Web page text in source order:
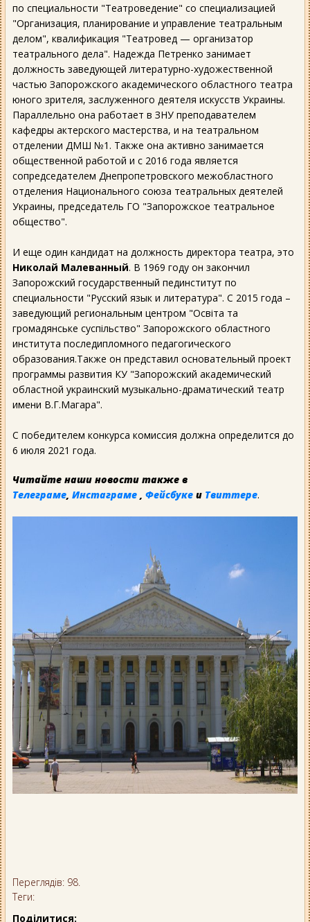
по специальности "Театроведение" со специализацией
"Организация, планирование и управление театральным
делом", квалификация "Театровед — организатор
театрального дела". Надежда Петренко занимает
должность заведующей литературно-художественной
частью Запорожского академического областного театра
юного зрителя, заслуженного деятеля искусств Украины.
Параллельно она работает в ЗНУ преподавателем
кафедры актерского мастерства, и на театральном
отделении ДМШ №1. Также она активно занимается
общественной работой и с 2016 года является
сопредседателем Днепропетровского межобластного
отделения Национального союза театральных деятелей
Украины, председатель ГО "Запорожское театральное
общество".
И еще один кандидат на должность директора театра, это
Николай Малеванный. В 1969 году он закончил
Запорожский государственный пединститут по
специальности "Русский язык и литература". С 2015 года –
заведующий региональным центром "Освіта та
громадянське суспільство" Запорожского областного
института последипломного педагогического
образования.Также он представил основательный проект
программы развития КУ "Запорожский академический
областной украинский музыкально-драматический театр
имени В.Г.Магара".
С победителем конкурса комиссия должна определится до
6 июля 2021 года.
Читайте наши новости также в
Телеграме Инстаграме Фейсбуке и Твиттере.
Переглядів: 98.
Теги:
Поділитися: